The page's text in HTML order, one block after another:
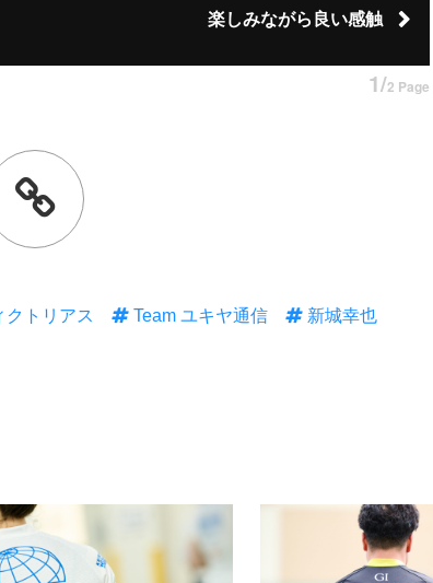
楽しみながら良い感触
1/2 Page
トリアス Team ユキヤ通信 新城幸也